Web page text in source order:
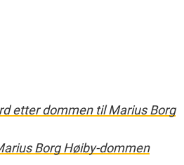
etter dommen til Marius Borg
Borg Høiby-dommen